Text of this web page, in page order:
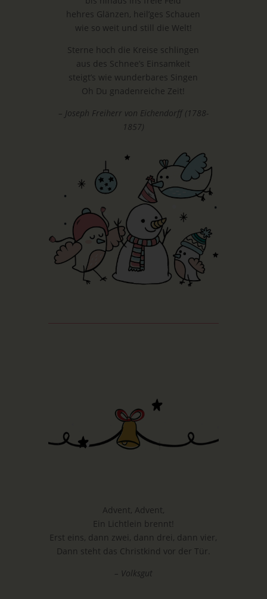
hehres Glänzen, heil’ges Schauen
wie so weit und still die Welt!
Sterne hoch die Kreise schlingen
aus des Schnee’s Einsamkeit
steigt’s wie wunderbares Singen
Oh Du gnadenreiche Zeit!
– Joseph Freiherr von Eichendorff (1788-
1857)
Advent, Advent,
Ein Lichtlein brennt!
Erst eins, dann zwei, dann drei, dann vier,
Dann steht das Christkind vor der Tür.
– Volksgut